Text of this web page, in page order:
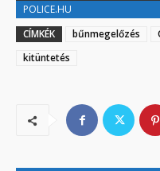
POLICE.HU
CÍMKÉK
bűnmegelőzés
kitüntetés